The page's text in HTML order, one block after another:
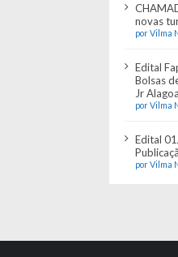
novas
por Vilma
Edital
Bolsas
Jr
por Vilma
Edital
por Vilma